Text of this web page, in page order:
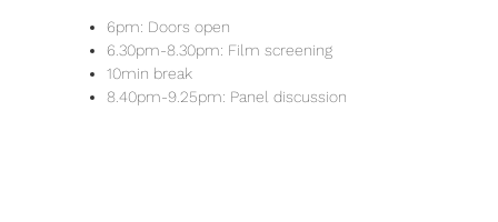
6pm: Doors open
6.30pm-8.30pm: Film screening
10min break
8.40pm-9.25pm: Panel discussion